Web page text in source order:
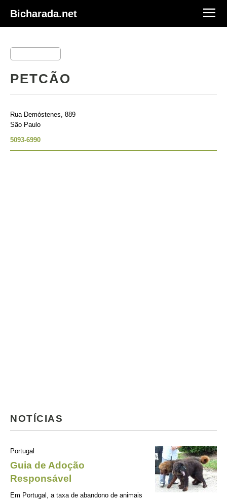
Bicharada.net
PETCÃO
Rua Demóstenes, 889
São Paulo
5093-6990
NOTÍCIAS
Portugal
Guia de Adoção
Responsável
Em Portugal, a taxa de abandono de animais